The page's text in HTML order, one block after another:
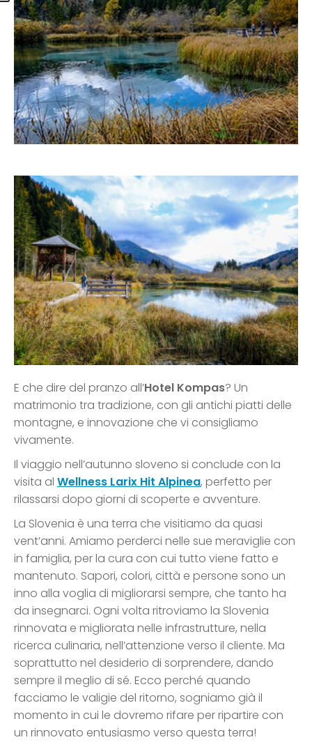
E che dire del pranzo all’Hotel Kompas? Un
matrimonio tra tradizione, con gli antichi piatti delle
montagne, e innovazione che vi consigliamo
vivamente.
Il viaggio nell’autunno sloveno si conclude con la
visita al Wellness Larix Hit Alpinea, perfetto per
rilassarsi dopo giorni di scoperte e avventure.
La Slovenia è una terra che visitiamo da quasi
vent’anni. Amiamo perderci nelle sue meraviglie con
in famiglia, per la cura con cui tutto viene fatto e
mantenuto. Sapori, colori, città e persone sono un
inno alla voglia di migliorarsi sempre, che tanto ha
da insegnarci. Ogni volta ritroviamo la Slovenia
rinnovata e migliorata nelle infrastrutture, nella
ricerca culinaria, nell’attenzione verso il cliente. Ma
soprattutto nel desiderio di sorprendere, dando
sempre il meglio di sé. Ecco perché quando
facciamo le valigie del ritorno, sogniamo già il
momento in cui le dovremo rifare per ripartire con
un rinnovato entusiasmo verso questa terra!